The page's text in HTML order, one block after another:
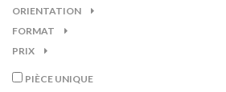
ORIENTATION
FORMAT
PRIX
PIÈCE UNIQUE